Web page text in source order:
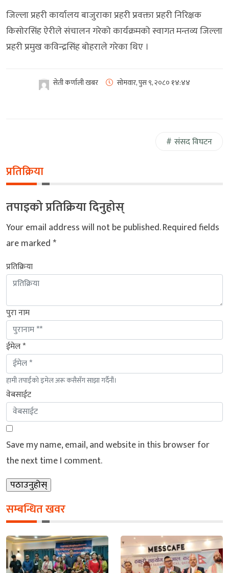
जिल्ला प्रहरी कार्यालय बाजुराका प्रहरी प्रवक्ता प्रहरी निरिक्षक
किसोरसिंह ऐरीले संचालन गरेको कार्यक्रमको स्वागत मन्तव्य जिल्ला
प्रहरी प्रमुख कविन्द्रसिंह बोहराले गरेका थिए ।
सेती कर्णाली खबर सोमवार, पुस ९, २०८० १४:४४
संसद विघटन
प्रतिक्रिया
तपाइको प्रतिक्रिया दिनुहोस्
Your email address will not be published.Required fields
are marked*
प्रतिक्रिया
पुरा नाम
ईमेल *
हामी तपाईंको इमेल अरू कसैसँग साझा गर्दैनौं।
वेबसाईट
Save my name, email, and website in this browser for
the next time I comment.
सम्बन्धित खवर